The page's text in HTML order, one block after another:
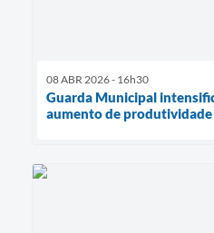
08 ABR 2026 - 16h30
Guarda Municipal
aumento de